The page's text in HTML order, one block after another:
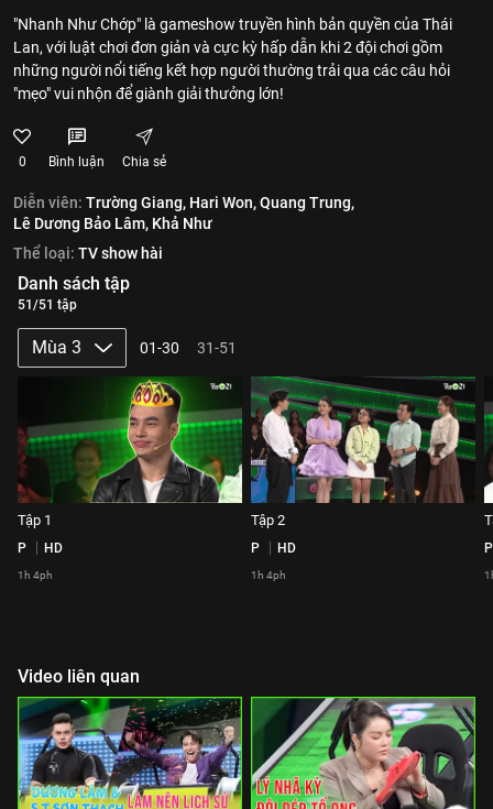
"Nhanh Như Chớp" là gameshow truyền hình bản quyền của Thái
Lan, với luật chơi đơn giản và cực kỳ hấp dẫn khi 2 đội chơi gồm
những người nổi tiếng kết hợp người thường trải qua các câu hỏi
"mẹo" vui nhộn để giành giải thưởng lớn!
0 Bình luận Chia sẻ
Diễn viên: Trường Giang, Hari Won,Quang Trung,
Lê Dương Bảo Lâm, Khả Như
Thể loại: TV show hài
Danh sách tập
51/51 tập
Mùa 3 01-30 31-51
Tập 1
P HD
1h 4ph
Tập 2
P HD
1h 4ph
P
Video liên quan